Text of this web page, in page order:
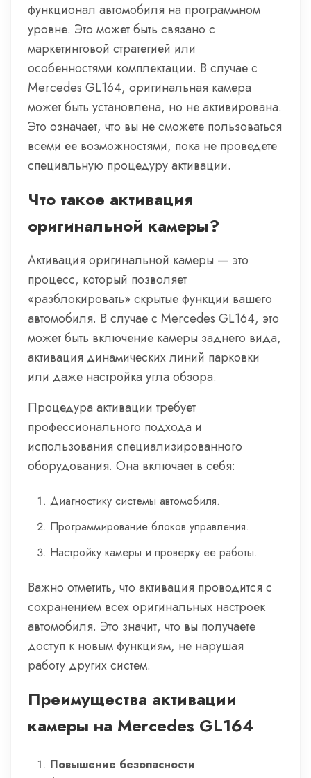
функционал автомобиля на программном
уровне. Это может быть связано с
маркетинговой стратегией или
особенностями комплектации. В случае с
Mercedes GL164, оригинальная камера
может быть установлена, но не активирована.
Это означает, что вы не сможете пользоваться
всеми ее возможностями, пока не проведете
специальную процедуру активации.
Что такое активация
оригинальной камеры?
Активация оригинальной камеры — это
процесс, который позволяет
«разблокировать» скрытые функции вашего
автомобиля. В случае с Mercedes GL164, это
может быть включение камеры заднего вида,
активация динамических линий парковки
или даже настройка угла обзора.
Процедура активации требует
профессионального подхода и
использования специализированного
оборудования. Она включает в себя:
Диагностику системы автомобиля.
Программирование блоков управления.
Настройку камеры и проверку ее работы.
Важно отметить, что активация проводится с
сохранением всех оригинальных настроек
автомобиля. Это значит, что вы получаете
доступ к новым функциям, не нарушая
работу других систем.
Преимущества активации
камеры на Mercedes GL164
Повышение безопасности